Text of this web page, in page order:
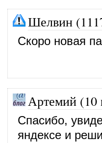
Шелвин
Скоро новая
Артемий (10
Спасибо,
яндексе и